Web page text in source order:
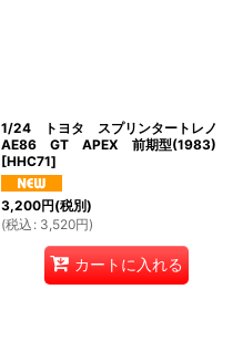
1/24 トヨタ スプリンタートレノ
AE86 GT APEX 前期型(1983)
[HHC71]
3,200円(税別)
(税込 : 3,520円)
カートに入れる